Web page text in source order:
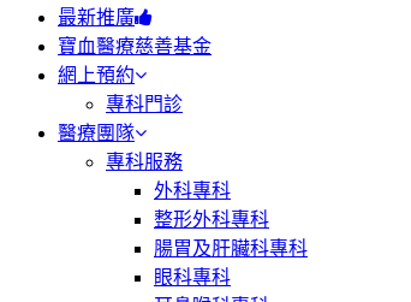
最新推廣
寶血醫療慈善基金
網上預約
專科門診
醫療團隊
專科服務
外科專科
整形外科專科
腸胃及肝臟科專科
眼科專科